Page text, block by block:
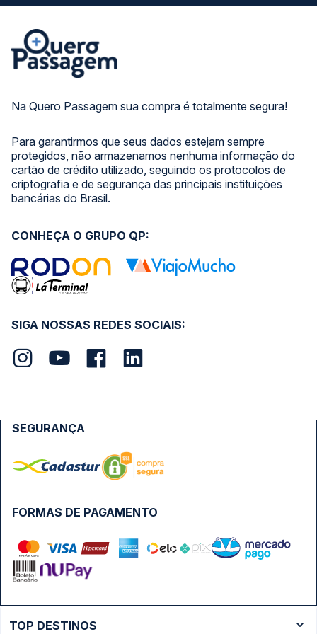
Na Quero Passagem sua compra é totalmente segura!
Para garantirmos que seus dados estejam sempre
protegidos, não armazenamos nenhuma informação do
cartão de crédito utilizado, seguindo os protocolos de
criptografia e de segurança das principais instituições
bancárias do Brasil.
SIGA NOSSAS REDES SOCIAIS:
CONHEÇA O GRUPO QP:
FORMAS DE PAGAMENTO
SEGURANÇA
TOP DESTINOS